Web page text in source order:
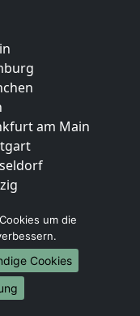
am Main
um die
Cookies